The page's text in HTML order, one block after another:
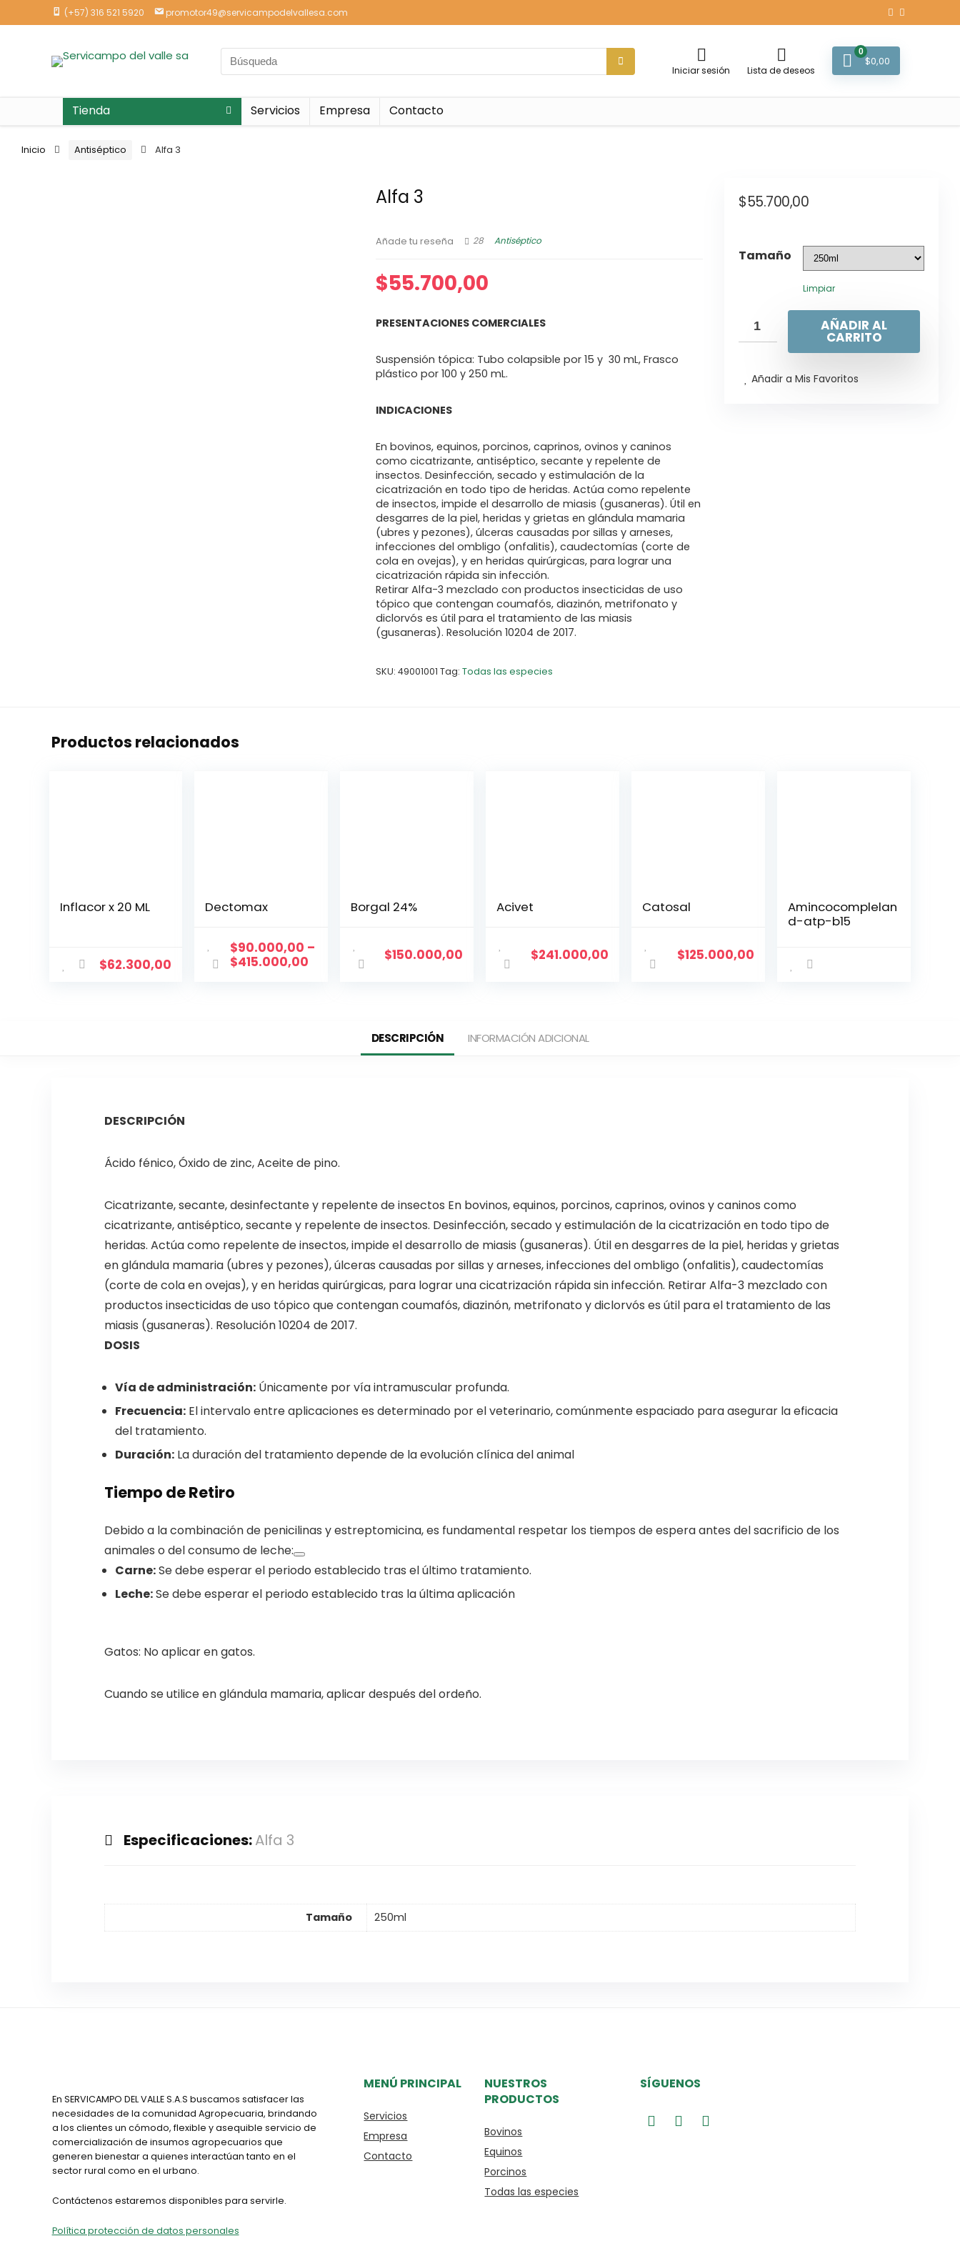
(+57) 316 521 5920 promotor49@servicampodelvallesa.com
Iniciar sesión Lista de deseos
0
$0,00
Tienda Servicios Empresa Contacto
Inicio Antiséptico Alfa 3
Alfa 3
Añade tu reseña 28 Antiséptico
$55.700,00
PRESENTACIONES COMERCIALES
Suspensión tópica: Tubo colapsible por 15 y 30 mL, Frasco
plástico por 100 y 250 mL.
INDICACIONES
En bovinos, equinos, porcinos, caprinos, ovinos y caninos
como cicatrizante, antiséptico, secante y repelente de
insectos. Desinfección, secado y estimulación de la
cicatrización en todo tipo de heridas. Actúa como repelente
de insectos, impide el desarrollo de miasis (gusaneras). Útil en
desgarres de la piel, heridas y grietas en glándula mamaria
(ubres y pezones), úlceras causadas por sillas y arneses,
infecciones del ombligo (onfalitis), caudectomías (corte de
cola en ovejas), y en heridas quirúrgicas, para lograr una
cicatrización rápida sin infección.
Retirar Alfa-3 mezclado con productos insecticidas de uso
tópico que contengan coumafós, diazinón, metrifonato y
diclorvós es útil para el tratamiento de las miasis
(gusaneras). Resolución 10204 de 2017.
SKU:49001001 Tag:Todas las especies
$55.700,00
Tamaño
Limpiar
AÑADIR AL
CARRITO
Añadir a Mis Favoritos
Productos relacionados
Inflacor x 20 ML
$62.300,00
Dectomax
$90.000,00 –
$415.000,00
Borgal 24%
$150.000,00
Acivet
$241.000,00
Catosal
$125.000,00
Amincocomplelan
d-atp-b15
DESCRIPCIÓN INFORMACIÓN ADICIONAL
DESCRIPCIÓN
Ácido fénico, Óxido de zinc, Aceite de pino.
Cicatrizante, secante, desinfectante y repelente de insectos En bovinos, equinos, porcinos, caprinos, ovinos y caninos como
cicatrizante, antiséptico, secante y repelente de insectos. Desinfección, secado y estimulación de la cicatrización en todo tipo de
heridas. Actúa como repelente de insectos, impide el desarrollo de miasis (gusaneras). Útil en desgarres de la piel, heridas y grietas
en glándula mamaria (ubres y pezones), úlceras causadas por sillas y arneses, infecciones del ombligo (onfalitis), caudectomías
(corte de cola en ovejas), y en heridas quirúrgicas, para lograr una cicatrización rápida sin infección. Retirar Alfa-3 mezclado con
productos insecticidas de uso tópico que contengan coumafós, diazinón, metrifonato y diclorvós es útil para el tratamiento de las
miasis (gusaneras). Resolución 10204 de 2017.
DOSIS
Vía de administración:Únicamente por vía intramuscular profunda.
Frecuencia:El intervalo entre aplicaciones es determinado por el veterinario, comúnmente espaciado para asegurar la eficacia
del tratamiento.
Duración:La duración del tratamiento depende de la evolución clínica del animal
Tiempo de Retiro
Debido a la combinación de penicilinas y estreptomicina, es fundamental respetar los tiempos de espera antes del sacrificio de los
animales o del consumo de leche:
Carne:Se debe esperar el periodo establecido tras el último tratamiento.
Leche:Se debe esperar el periodo establecido tras la última aplicación
Gatos: No aplicar en gatos.
Cuando se utilice en glándula mamaria, aplicar después del ordeño.
Especificaciones:Alfa 3
Tamaño 250ml
En SERVICAMPO DEL VALLE S.A.S buscamos satisfacer las
necesidades de la comunidad Agropecuaria, brindando
a los clientes un cómodo, flexible y asequible servicio de
comercialización de insumos agropecuarios que
generen bienestar a quienes interactúan tanto en el
sector rural como en el urbano.
Contáctenos estaremos disponibles para servirle.
Política protección de datos personales
MENÚ PRINCIPAL
Servicios
Empresa
Contacto
NUESTROS
PRODUCTOS
Bovinos
Equinos
Porcinos
Todas las especies
SÍGUENOS